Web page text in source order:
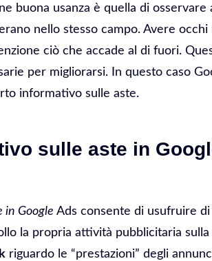
buona usanza è quella di
nello stesso campo. Avere
ciò che accade al di fuori.
per migliorarsi. In questo caso
informativo sulle aste.
sulle aste in
in Google Ads consente di usufruire
la propria attività pubblicitaria
riguardo le “prestazioni” degli